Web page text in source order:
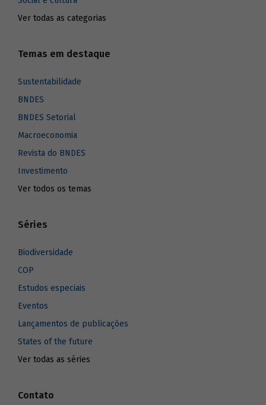
Ver todas as categorias
Temas em destaque
Sustentabilidade
BNDES
BNDES Setorial
Macroeconomia
Revista do BNDES
Investimento
Ver todos os temas
Séries
Biodiversidade
COP
Estudos especiais
Eventos
Lançamentos de publicações
States of the future
Ver todas as séries
Contato